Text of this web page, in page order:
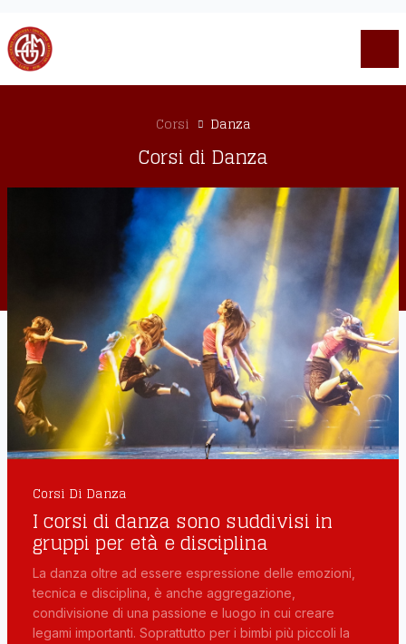
Corsi Danza
Corsi di Danza
Corsi Di Danza
I corsi di danza sono suddivisi in
gruppi per età e disciplina
La danza oltre ad essere espressione delle emozioni,
tecnica e disciplina, è anche aggregazione,
condivisione di una passione e luogo in cui creare
legami importanti. Soprattutto per i bimbi più piccoli la